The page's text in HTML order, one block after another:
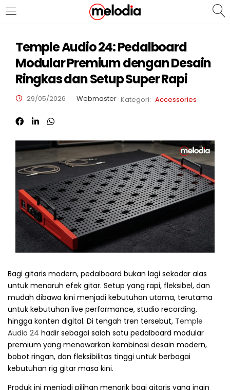
MASUK
Selalu Ingat Saya
Masuk
Lupa Password Anda?
Atau
Masuk/Daftar dengan Google
Temple Audio 24: Pedalboard
Modular Premium dengan Desain
Ringkas dan Setup Super Rapi
29/05/2026 Webmaster Kategori: Accessories
Bagi gitaris modern, pedalboard bukan lagi sekadar alas
untuk menaruh efek gitar. Setup yang rapi, fleksibel, dan
mudah dibawa kini menjadi kebutuhan utama, terutama
untuk kebutuhan live performance, studio recording,
hingga konten digital. Di tengah tren tersebut, Temple
Audio 24 hadir sebagai salah satu pedalboard modular
premium yang menawarkan kombinasi desain modern,
bobot ringan, dan fleksibilitas tinggi untuk berbagai
kebutuhan rig gitar masa kini.
Produk ini menjadi pilihan menarik bagi gitaris yang ingin